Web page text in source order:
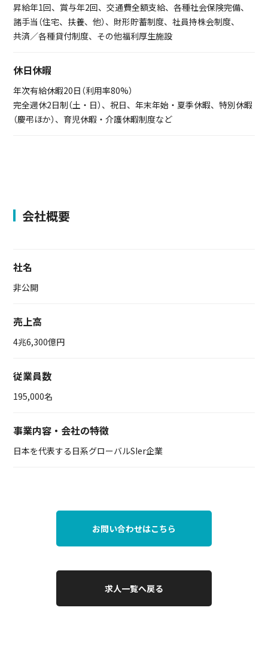
昇給年1回、賞与年2回、交通費全額支給、各種社会保険完備、
諸手当（住宅、扶養、他）、財形貯蓄制度、社員持株会制度、
共済／各種貸付制度、その他福利厚生施設
休日休暇
年次有給休暇20日（利用率80%）
完全週休2日制（土・日）、祝日、年末年始・夏季休暇、特別休暇
（慶弔ほか）、育児休暇・介護休暇制度など
会社概要
社名
非公開
売上高
4兆6,300億円
従業員数
195,000名
事業内容・会社の特徴
日本を代表する日系グローバルSIer企業
お問い合わせはこちら
求人一覧へ戻る